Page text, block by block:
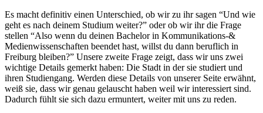
Es macht definitiv einen Unterschied, ob wir zu ihr sagen “Und wie
geht es nach deinem Studium weiter?” oder ob wir ihr die Frage
stellen “Also wenn du deinen Bachelor in Kommunikations-&
Medienwissenschaften beendet hast, willst du dann beruflich in
Freiburg bleiben?” Unsere zweite Frage zeigt, dass wir uns zwei
wichtige Details gemerkt haben: Die Stadt in der sie studiert und
ihren Studiengang. Werden diese Details von unserer Seite erwähnt,
weiß sie, dass wir genau gelauscht haben weil wir interessiert sind.
Dadurch fühlt sie sich dazu ermuntert, weiter mit uns zu reden.